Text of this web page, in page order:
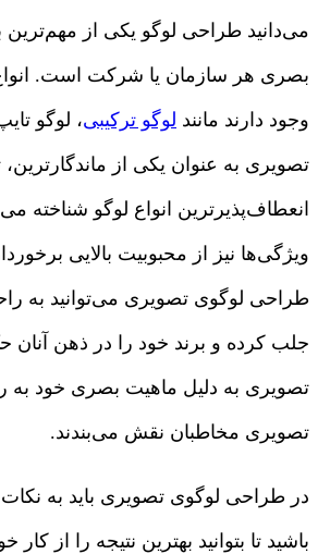
می‌دانید طراحی لوگو یکی از
بصری هر سازمان یا شرکت است. انواع
وجود دارند مانند لوگو ترکیبی، لوگو
تصویری به عنوان یکی از ماندگارترین،
انعطاف‌پذیرترین انواع لوگو شناخته
ویژگی‌ها نیز از محبوبیت بالایی
طراحی لوگوی تصویری می‌توانید به
جلب کرده و برند خود را در ذهن آنان
تصویری به دلیل ماهیت بصری خود به
تصویری مخاطبان نقش می‌بندند.
در طراحی لوگوی تصویری باید به
باشید تا بتوانید بهترین نتیجه را از کار